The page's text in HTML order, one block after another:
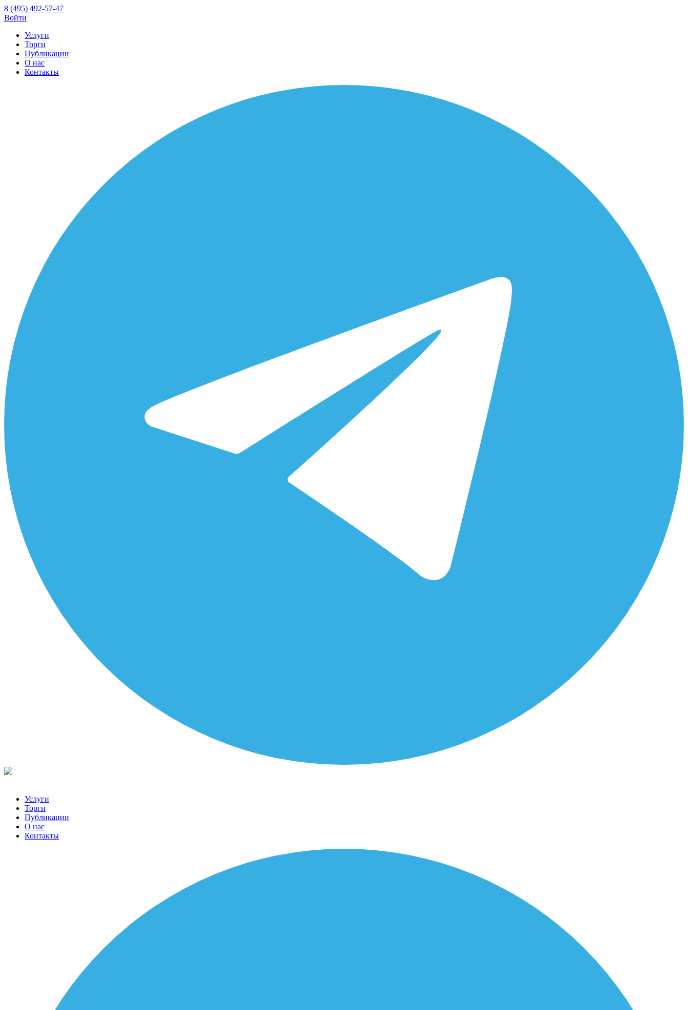
8 (495) 492-57-47
Войти
Услуги
Торги
Публикации
О нас
Контакты
Услуги
Торги
Публикации
О нас
Контакты